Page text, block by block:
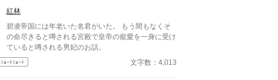
紅林
碧凌帝国には年老いた名君がいた。 もう間もなくそ
の命尽きると噂される宮殿で皇帝の寵愛を一身に受け
ていると噂される男妃のお話。
ｼｮｰﾄｼｮｰﾄ 文字数：4,013